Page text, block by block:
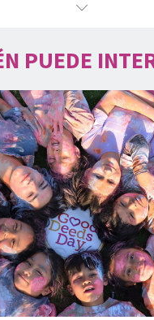
PUEDE